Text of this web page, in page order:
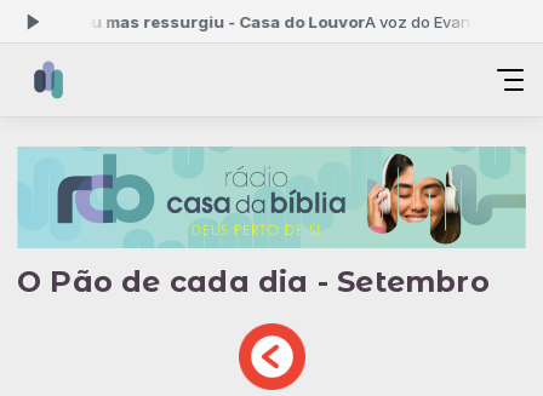
morreu mas ressurgiu - Casa do LouvorA voz do Evangelho
O Pão de cada dia - Setembro